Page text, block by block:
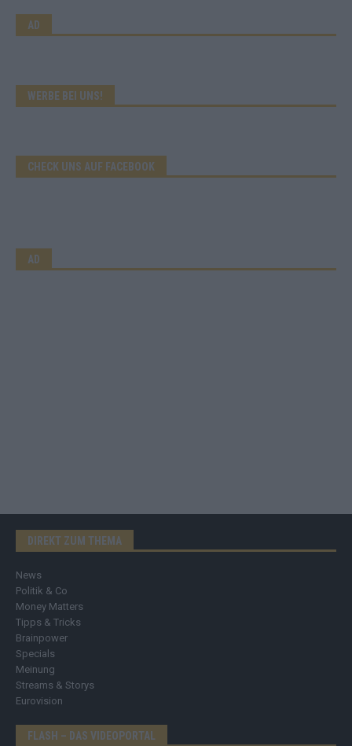
AD
WERBE BEI UNS!
CHECK UNS AUF FACEBOOK
AD
DIREKT ZUM THEMA
News
Politik & Co
Money Matters
Tipps & Tricks
Brainpower
Specials
Meinung
Streams & Storys
Eurovision
FLASH – DAS VIDEOPORTAL